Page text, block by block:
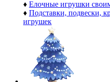
♦ Елочные игрушки
♦ Подставки, подвески,
игрушек